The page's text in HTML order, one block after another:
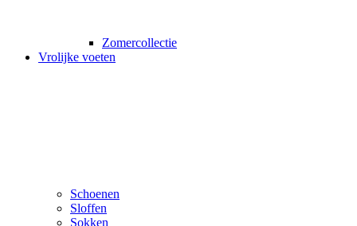
Zomercollectie
Vrolijke voeten
Schoenen
Sloffen
Sokken